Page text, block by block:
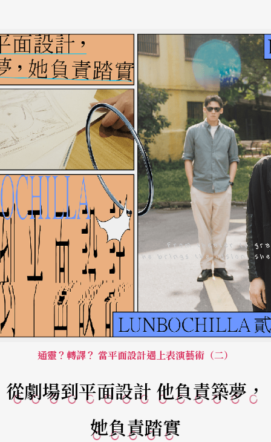
通靈？轉譯？ 當平面設計遇上表演藝術（二）
從劇場到平面設計 他負責築夢，
她負責踏實